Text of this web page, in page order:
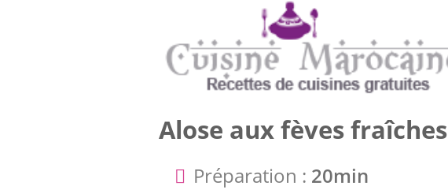
Alose aux fèves fraîches
Préparation : 20min